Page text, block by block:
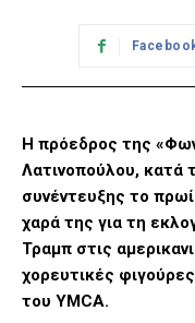
Η πρόεδρος της
Λατινοπούλου, κατά
συνέντευξης το
χαρά της για τη
Τραμπ στις
χορευτικές
του YMCA.